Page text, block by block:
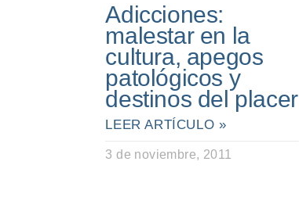
Adicciones:
malestar en la
cultura, apegos
patológicos y
destinos del placer
LEER ARTÍCULO »
3 de noviembre, 2011